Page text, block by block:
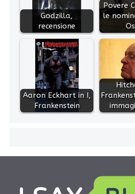
Godzilla,
recensione
Povere
le
Aaron Eckhart in I,
Frankenstein